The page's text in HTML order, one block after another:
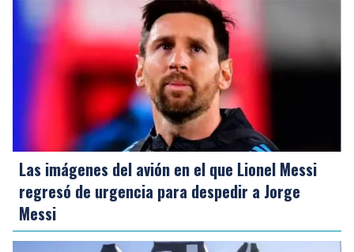
Las imágenes del avión en el que Lionel Messi
regresó de urgencia para despedir a Jorge
Messi